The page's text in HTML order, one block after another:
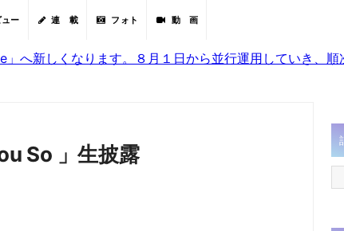
ー 連 載 フォト 動 画
へ新しくなります。８月１日から並行運用していき、順
So 」生披露